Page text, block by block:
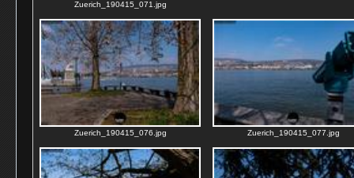
Zuerich_190415_071.jpg
Zuerich_190415_076.jpg Zuerich_190415_077.jpg